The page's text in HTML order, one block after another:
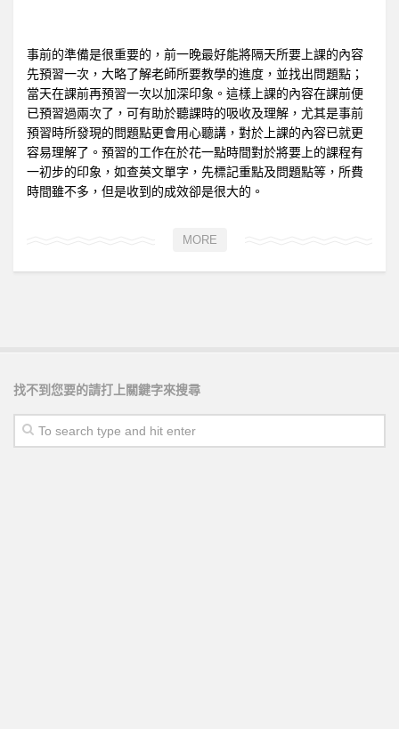
事前的準備是很重要的，前一晚最好能將隔天所要上課的內容
先預習一次，大略了解老師所要教學的進度，並找出問題點；
當天在課前再預習一次以加深印象。這樣上課的內容在課前便
已預習過兩次了，可有助於聽課時的吸收及理解，尤其是事前
預習時所發現的問題點更會用心聽講，對於上課的內容已就更
容易理解了。預習的工作在於花一點時間對於將要上的課程有
一初步的印象，如查英文單字，先標記重點及問題點等，所費
時間雖不多，但是收到的成效卻是很大的。
MORE
找不到您要的請打上關鍵字來搜尋